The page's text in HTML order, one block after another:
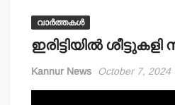
വാർത്തകൾ
ഇരിട്ടിയില്‍
Kannur News October 7, 2024